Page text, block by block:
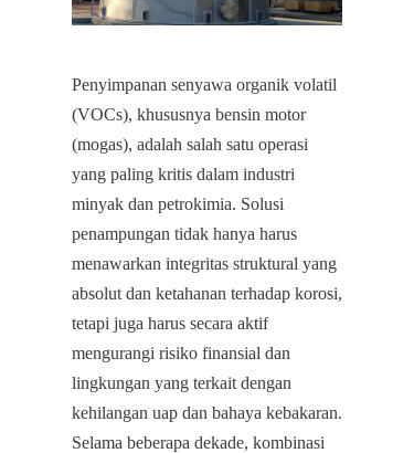
Penyimpanan senyawa organik volatil
(VOCs), khususnya bensin motor
(mogas), adalah salah satu operasi
yang paling kritis dalam industri
minyak dan petrokimia. Solusi
penampungan tidak hanya harus
menawarkan integritas struktural yang
absolut dan ketahanan terhadap korosi,
tetapi juga harus secara aktif
mengurangi risiko finansial dan
lingkungan yang terkait dengan
kehilangan uap dan bahaya kebakaran.
Selama beberapa dekade, kombinasi